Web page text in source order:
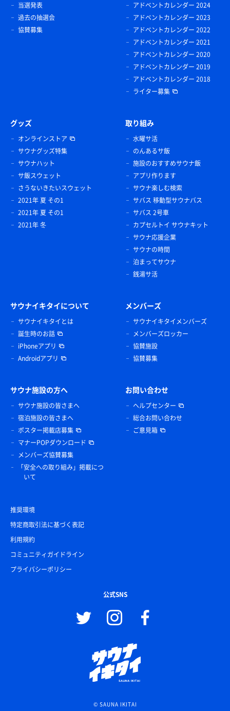
当選発表
過去の抽選会
協賛募集
アドベントカレンダー 2024
アドベントカレンダー 2023
アドベントカレンダー 2022
アドベントカレンダー 2021
アドベントカレンダー 2020
アドベントカレンダー 2019
アドベントカレンダー 2018
ライター募集
グッズ
オンラインストア
サウナグッズ特集
サウナハット
サ飯スウェット
さうないきたいスウェット
2021年 夏 その1
2021年 夏 その1
2021年 冬
取り組み
水曜サ活
のんあるサ飯
施設のおすすめサウナ飯
アプリ作ります
サウナ楽しむ検索
サバス 移動型サウナバス
サバス 2号車
カプセルトイ サウナキット
サウナ応援企業
サウナの時間
泊まってサウナ
銭湯サ活
サウナイキタイについて
サウナイキタイとは
誕生時のお話
iPhoneアプリ
Androidアプリ
メンバーズ
サウナイキタイメンバーズ
メンバーズロッカー
協賛施設
協賛募集
サウナ施設の方へ
サウナ施設の皆さまへ
宿泊施設の皆さまへ
ポスター掲載店募集
マナーPOPダウンロード
メンバーズ協賛募集
「安全への取り組み」掲載につ
いて
お問い合わせ
ヘルプセンター
総合お問い合わせ
ご意見箱
推奨環境
特定商取引法に基づく表記
利用規約
コミュニティガイドライン
プライバシーポリシー
公式SNS
© SAUNA IKITAI